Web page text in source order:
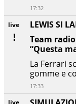
live
live
LEWIS SI
Team
“Questa
La Ferrari
gomme e
17:33
17:32